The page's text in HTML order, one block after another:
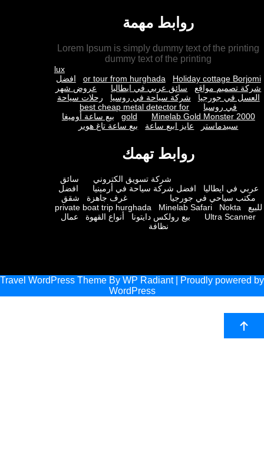
روابط مهمة
Lorem Ipsum is simply dummy text of the
dummy text of the printing
or tour from hurghada
Holiday cottage
افضل
تصميم مواقع
سائق عربي في ايطاليا
عروض شهر
في جورجيا
شركة سياحة في روسيا
رحلات سياحة
في روسيا
best cheap metal detector for
gold
Minelab Gold Monster
بيع ساعة أوميغا
سبيدماستر
عايز ابيع ساعة بيع ساعة تاغ هوير
روابط تهمك
شركة تسويق الكتروني
سائق
في ايطاليا
افضل شركة سياحة في أرمينيا
افضل
سياحي في جورجيا
غرف جاهزة
شقق
private boat trip hurghada
Minelab Safari
Nokta
Ultra
بيع رولكس دايتونا أنواع القهوة
عمال
نظافة
Travel WordPress ThemeBy WP Radiant| Proudly
WordPress